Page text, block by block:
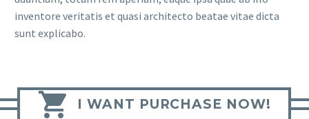
inventore veritatis et quasi architecto beatae vitae dicta
sunt explicabo.
 I WANT PURCHASE NOW!